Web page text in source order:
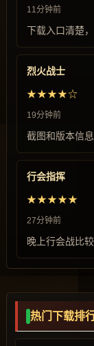
11分钟前
下载入口清楚
烈火战士
★★★★☆
19分钟前
截图和版本信
行会指挥
★★★★★
27分钟前
晚上行会战比
热门下载排